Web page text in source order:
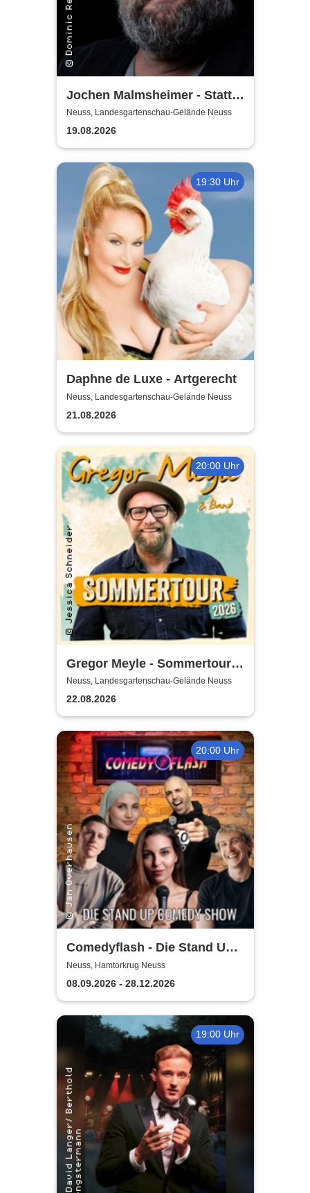
Jochen Malmsheimer - Statt
wesentlich die Welt bewegt,
hab ich wohl nur das Meer
gepflügt
Neuss, Landesgartenschau-Gelände Neuss
19.08.2026
19:30 Uhr
Daphne de Luxe - Artgerecht
Neuss, Landesgartenschau-Gelände Neuss
21.08.2026
20:00 Uhr
Gregor Meyle - Sommertour
2026
Neuss, Landesgartenschau-Gelände Neuss
22.08.2026
20:00 Uhr
Comedyflash - Die Stand Up
Comedy Show in Neuss
Neuss, Hamtorkrug Neuss
08.09.2026 - 28.12.2026
19:00 Uhr